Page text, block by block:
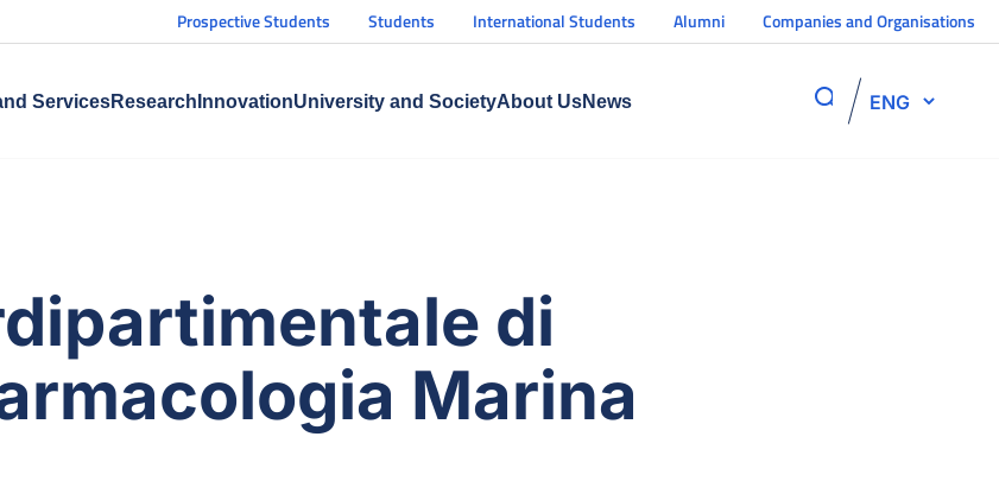
Prospective Students Students International Students Alumni Companies and Organisations
ServicesResearch InnovationUniversity and SocietyAbout UsNews ENG
di
Marina